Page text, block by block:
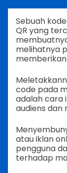
Sebuah
QR yang
melihatnya
code pada
adalah cara
audiens
atau iklan
pengguna
terhadap